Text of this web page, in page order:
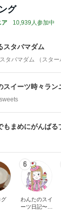
グ
ア 10,939人参加中
スタバマダム
タバマダム （スター
スイーツ時々ラン
もまめにがんばる
グ
6
わんたのスイ
ーツ日記〜小